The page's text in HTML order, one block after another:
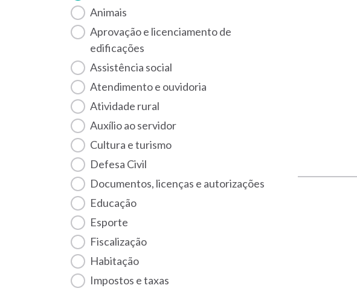
Animais
Aprovação e licenciamento de
edificações
Assistência social
Atendimento e ouvidoria
Atividade rural
Auxílio ao servidor
Cultura e turismo
Defesa Civil
Documentos, licenças e autorizações
Educação
Esporte
Fiscalização
habitação
Impostos e taxas